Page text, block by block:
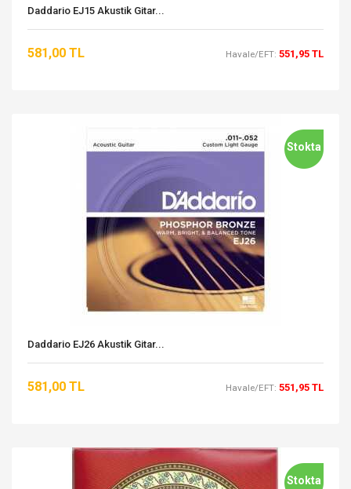
Daddario EJ15 Akustik Gitar...
581,00 TL Havale/EFT: 551,95 TL
Stokta
Daddario EJ26 Akustik Gitar...
581,00 TL Havale/EFT: 551,95 TL
Stokta